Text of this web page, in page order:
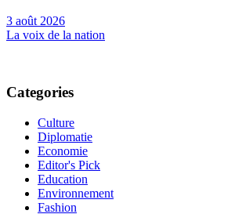
3 août 2026
La voix de la nation
Categories
Culture
Diplomatie
Economie
Editor's Pick
Education
Environnement
Fashion